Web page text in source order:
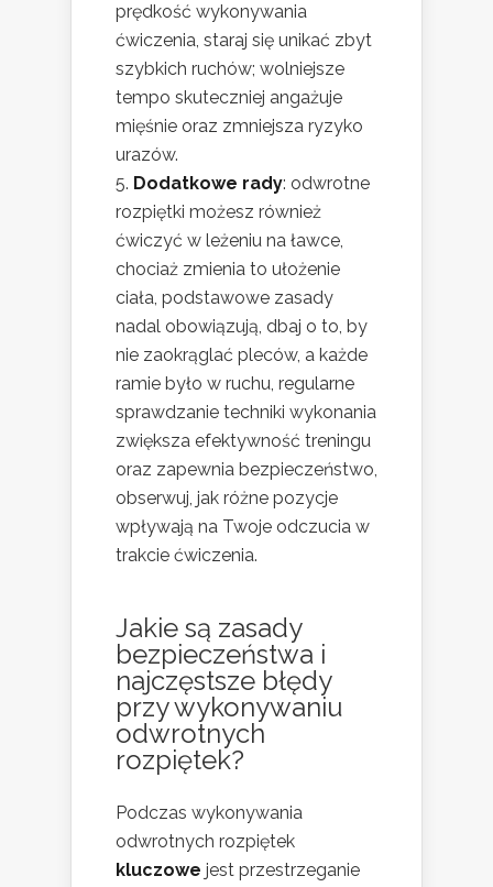
prędkość wykonywania
ćwiczenia, staraj się unikać zbyt
szybkich ruchów; wolniejsze
tempo skuteczniej angażuje
mięśnie oraz zmniejsza ryzyko
urazów.
Dodatkowe rady: odwrotne
rozpiętki możesz również
ćwiczyć w leżeniu na ławce,
chociaż zmienia to ułożenie
ciała, podstawowe zasady
nadal obowiązują, dbaj o to, by
nie zaokrąglać pleców, a każde
ramie było w ruchu, regularne
sprawdzanie techniki wykonania
zwiększa efektywność treningu
oraz zapewnia bezpieczeństwo,
obserwuj, jak różne pozycje
wpływają na Twoje odczucia w
trakcie ćwiczenia.
Jakie są zasady
bezpieczeństwa i
najczęstsze błędy
przy wykonywaniu
odwrotnych
rozpiętek?
Podczas wykonywania
odwrotnych rozpiętek
kluczowe jest przestrzeganie